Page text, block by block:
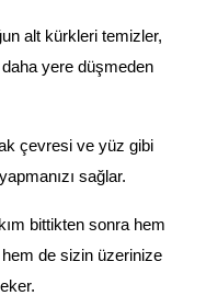
alt kürkleri temizler,
yere düşmeden
çevresi ve yüz gibi
sağlar.
bittikten sonra hem
hem de sizin üzerinize